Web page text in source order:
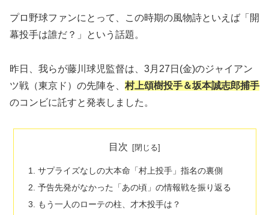
​プロ野球ファンにとって、この時期の風物詩といえば「開
幕投手は誰だ？」という話題。
昨日、我らが藤川球児監督は、3月27日(金)のジャイアン
ツ戦（東京ド）の先陣を、 村上頌樹投手＆坂本誠志郎捕手
のコンビに託すと発表しました。
目次
サプライズなしの大本命「村上投手」指名の裏側
予告先発がなかった「あの頃」の情報戦を振り返る
もう一人のローテの柱、才木投手は？